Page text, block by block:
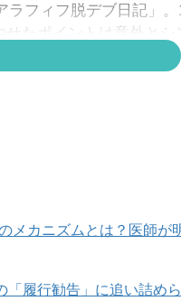
フィフ脱デブ日記」。
たポイントは意外と
メカニズムとは？医師が
「履行勧告」に追い詰め